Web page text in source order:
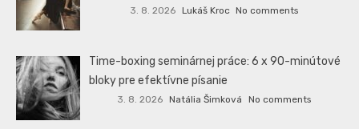
3. 8. 2026 Lukáš Kroc No comments
Time-boxing seminárnej práce: 6 x 90-minútové
bloky pre efektívne písanie
3. 8. 2026 Natália Šimková No comments